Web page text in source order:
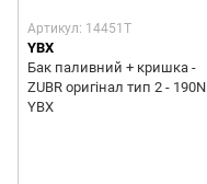
Артикул: 14451T
YBX
Бак паливний + кришка -
ZUBR оригінал тип 2 - 190N
YBX